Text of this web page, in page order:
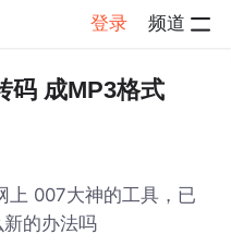
登录 频道
情
码 成MP3格式
上 007大神的工具，已
的办法吗